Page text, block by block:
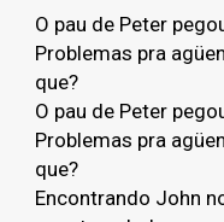
O pau de Peter
Problemas pra
que?
O pau de Peter
Problemas pra
que?
Encontrando John